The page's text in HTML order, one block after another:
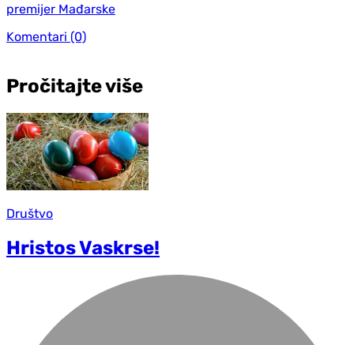
premijer Mađarske
Komentari (0)
Pročitajte više
Društvo
Hristos Vaskrse!